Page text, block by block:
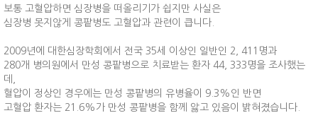
보통 고혈압하면 심장병을 떠올리기가 쉽지만 사실은
심장병 못지않게 콩팥병도 고혈압과 관련이 큽니다.
2009년에 대한심장학회에서 전국 35세 이상인 일반인 2, 411명과
280개 병의원에서 만성 콩팥병으로 치료받는 환자 44, 333명을 조사했는
데,
혈압이 정상인 경우에는 만성 콩팥병의 유병율이 9.3%인 반면
고혈압 환자는 21.6%가 만성 콩팥병을 함께 앓고 있음이 밝혀졌습니다.